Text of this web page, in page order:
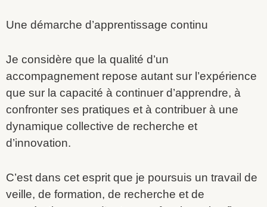
Une démarche d’apprentissage continu
Je considère que la qualité d’un
accompagnement repose autant sur l’expérience
que sur la capacité à continuer d’apprendre, à
confronter ses pratiques et à contribuer à une
dynamique collective de recherche et
d’innovation.
C’est dans cet esprit que je poursuis un travail de
veille, de formation, de recherche et de